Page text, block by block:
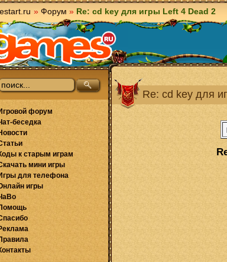
» Форум » Re: cd key для игры Left 4 Dead 2
Re: cd key для
форум
беседка
к старым играм
мини игры
для телефона
игры